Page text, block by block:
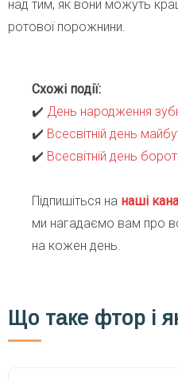
над тим, як вони можуть
ротової порожнини.
Схожі події:
✔️ День народження
✔️ Всесвітній день
✔️ Всесвітній день
Підпишіться на наші
ми нагадаємо вам про
на кожен день.
Що таке фтор і